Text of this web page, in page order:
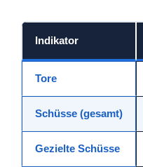
Indikator
Tore
Schüsse (gesamt)
Gezielte Schüsse